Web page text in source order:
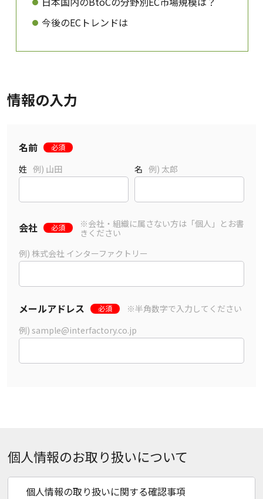
今後のECトレンドは
情報の入力
名前 必須
姓 例) 山田 名 例) 太郎
会社 必須
※会社・組織に属さない方は「個人」とお書
きください
例) 株式会社 インターファクトリー
メールアドレス 必須
※半角数字で入力してください
例) sample@interfactory.co.jp
個人情報のお取り扱いについて
個人情報の取り扱いに関する確認事項